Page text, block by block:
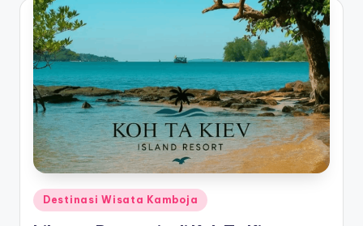
Posted
in
Destinasi Wisata Kamboja